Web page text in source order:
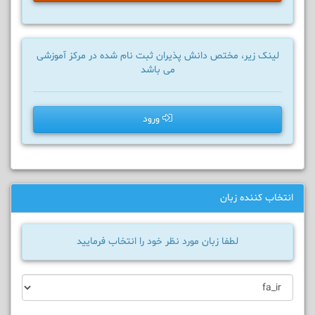
لینک زیر، مختص دانش پذیران ثبت نام شده در مرکز آموزشی
می باشد
ورود
انتخاب کننده زبان
لطفا زبان مورد نظر خود را انتخاب فرمایید